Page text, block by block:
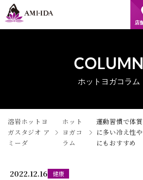
店
COLUMN
ホットヨガコラム
溶岩ホットヨ
ガスタジオ ア
ミーダ
ホット
ヨガコ
ラム
運動習慣で体
に多い冷え性
にもおすすめ
2022.12.16 健康